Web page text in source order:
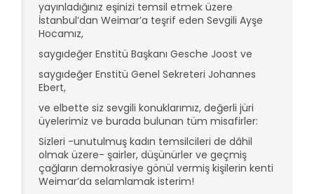
yayınladığınız eşinizi temsil etmek üzere
İstanbul’dan Weimar’a teşrif eden Sevgili Ayşe
Hocamız,
saygıdeğer Enstitü Başkanı Gesche Joost ve
saygıdeğer Enstitü Genel Sekreteri Johannes
Ebert,
ve elbette siz sevgili konuklarımız, değerli jüri
üyelerimiz ve burada bulunan tüm misafirler:
Sizleri -unutulmuş kadın temsilcileri de dâhil
olmak üzere- şairler, düşünürler ve geçmiş
çağların demokrasiye gönül vermiş kişilerin kenti
Weimar’da selamlamak isterim!